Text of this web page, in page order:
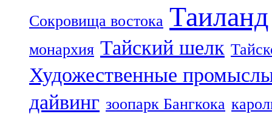
Сокровища востока Таиланд
монархия Тайский шелк
Художественные
дайвинг зоопарк Бангкока